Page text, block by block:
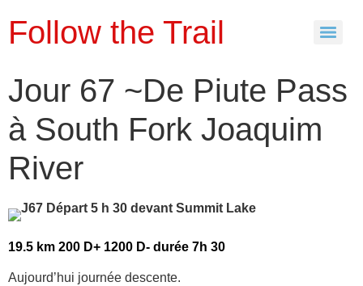
Follow the Trail
Jour 67 ~De Piute Pass
à South Fork Joaquim
River
19.5 km 200 D+ 1200 D- durée 7h 30
Aujourd’hui journée descente.